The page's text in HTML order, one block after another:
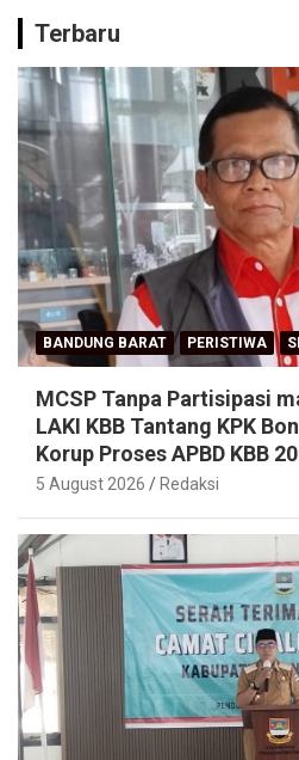
Terbaru
BANDUNG BARAT PERISTIWA
MCSP Tanpa Partisipasi
LAKI KBB Tantang KPK
Korup Proses APBD KBB
5 August 2026 Redaksi